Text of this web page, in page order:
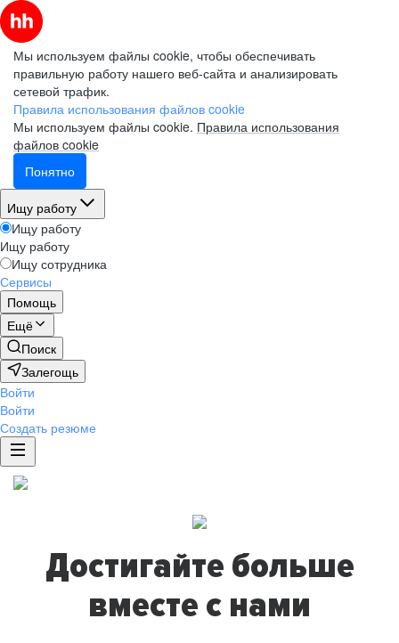
Мы используем файлы cookie, чтобы обеспечивать
правильную работу нашего веб-сайта и анализировать
сетевой трафик.
Правила использования файлов cookie
Мы используем файлы cookie. Правила использования
файлов cookie
Понятно
Ищу работу
Ищу работу
Ищу работу
Ищу сотрудника
Сервисы
Помощь
Ещё
Поиск
Залегощь
Войти
Войти
Создать резюме
Достигайте больше
вместе с нами